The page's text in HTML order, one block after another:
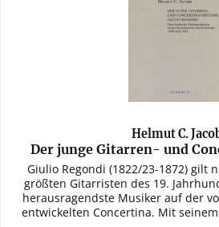
Helmut C.
Der junge Gitarren- und
Giulio Regondi (1822/23-1872) gilt
größten Gitarristen des 19.
herausragendste Musiker auf der
entwickelten Concertina. Mit